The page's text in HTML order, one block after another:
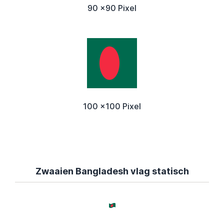
90 x90 Pixel
100 x100 Pixel
Zwaaien Bangladesh vlag statisch